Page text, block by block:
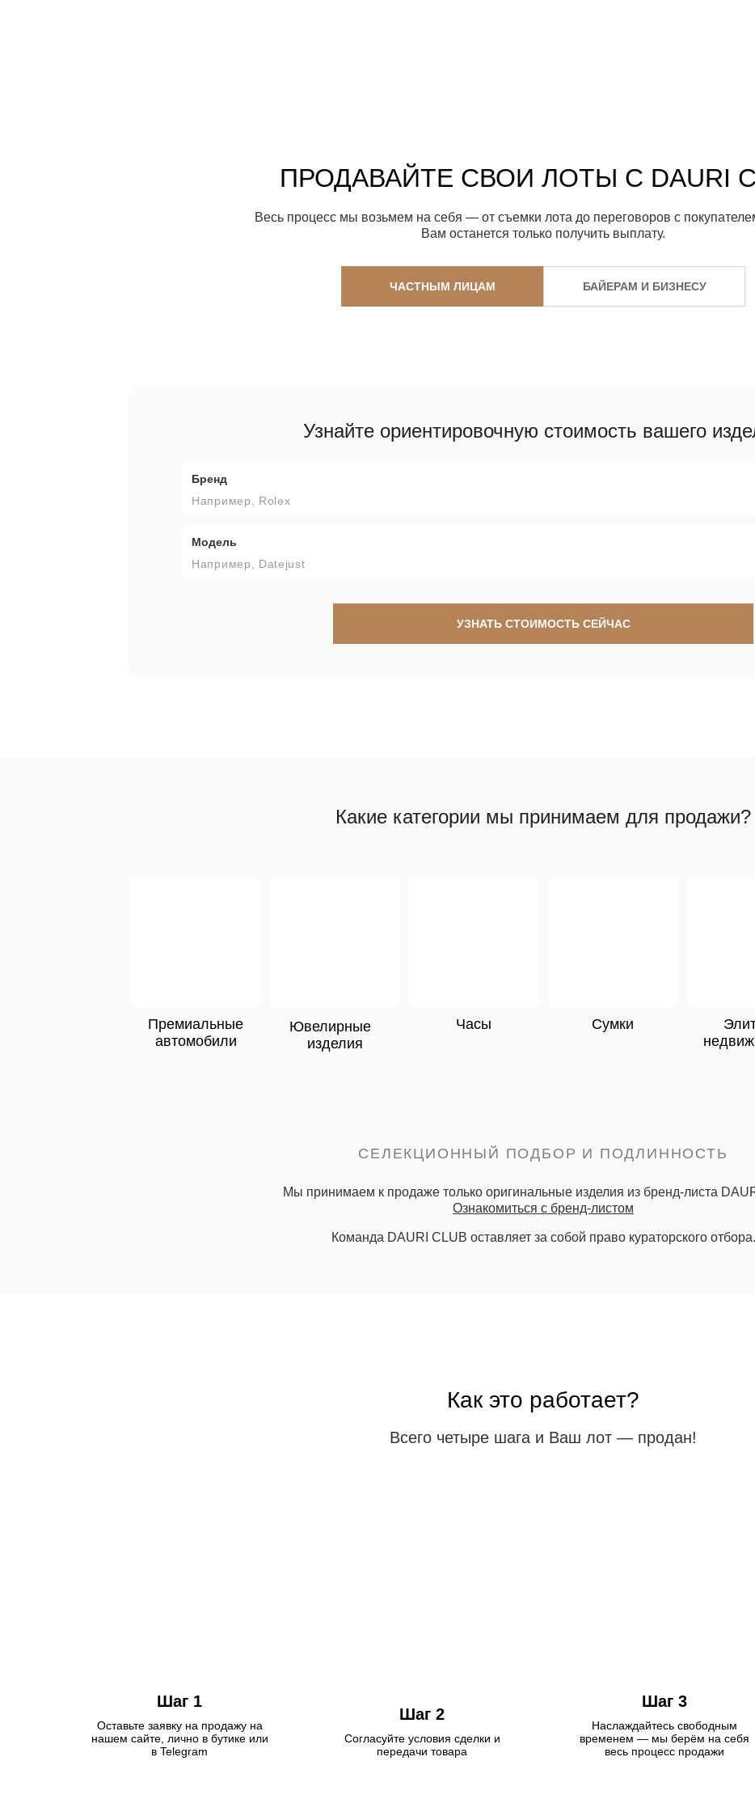
ПРОДАВАЙТЕ СВОИ ЛОТЫ С DAURI
Весь процесс мы возьмем на себя — от съемки лота до переговоров с
Вам останется только получить выплату.
ЧАСТНЫМ ЛИЦАМ БАЙЕРАМ И БИЗНЕСУ
Узнайте ориентировочную стоимость вашего
Бренд
Модель
УЗНАТЬ СТОИМОСТЬ СЕЙЧАС
Какие категории мы принимаем для продажи?
Премиальные
автомобили
Ювелирные
изделия
Часы Сумки
СЕЛЕКЦИОННЫЙ ПОДБОР И ПОДЛИННОСТЬ
Мы принимаем к продаже только оригинальные изделия из бренд-листа
Ознакомиться с бренд-листом
Команда DAURI CLUB оставляет за собой право кураторского отбора.
Как это работает?
Всего четыре шага и Ваш лот — продан!
Шаг 1
Оставьте заявку на продажу на
нашем сайте, лично в бутике или
в Telegram
Шаг 2
Согласуйте условия сделки и
передачи товара
Шаг 3
Наслаждайтесь свободным
временем — мы берём на себя
весь процесс продажи